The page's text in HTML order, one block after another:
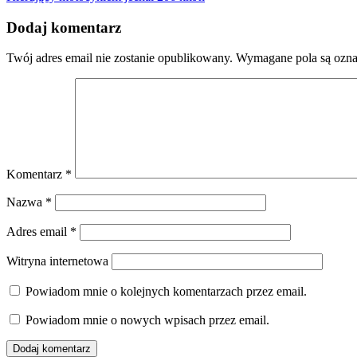
wpisu
Dodaj komentarz
Twój adres email nie zostanie opublikowany. Wymagane pola są
Komentarz *
Nazwa *
Adres email *
Witryna internetowa
Powiadom mnie o kolejnych komentarzach przez email.
Powiadom mnie o nowych wpisach przez email.